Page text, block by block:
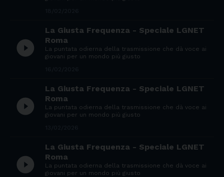
play_circle_filled
La Giusta Frequenza - Speciale LGNET
Roma
La puntata odierna della trasmissione che dà voce ai
giovani per un mondo più giusto
play_circle_filled
La Giusta Frequenza - Speciale LGNET
Roma
La puntata odierna della trasmissione che dà voce ai
giovani per un mondo più giusto
play_circle_filled
La Giusta Frequenza - Speciale LGNET
Roma
La puntata odierna della trasmissione che dà voce ai
giovani per un mondo più giusto